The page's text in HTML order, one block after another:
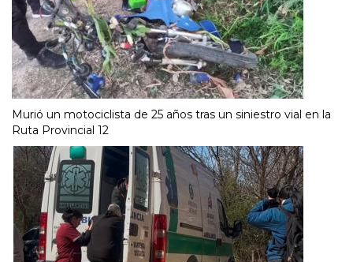
Murió un motociclista de 25 años tras un siniestro vial en la
Ruta Provincial 12